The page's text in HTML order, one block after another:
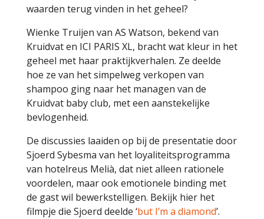
waarden terug vinden in het geheel?
Wienke Truijen van AS Watson, bekend van
Kruidvat en ICI PARIS XL, bracht wat kleur in het
geheel met haar praktijkverhalen. Ze deelde
hoe ze van het simpelweg verkopen van
shampoo ging naar het managen van de
Kruidvat baby club, met een aanstekelijke
bevlogenheid.
De discussies laaiden op bij de presentatie door
Sjoerd Sybesma van het loyaliteitsprogramma
van hotelreus Melià, dat niet alleen rationele
voordelen, maar ook emotionele binding met
de gast wil bewerkstelligen. Bekijk hier het
filmpje die Sjoerd deelde ‘but I’m a diamond’.